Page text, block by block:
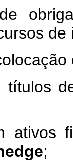
títulos
ativos
;